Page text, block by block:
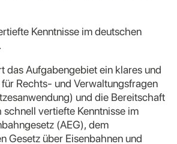
Kenntnisse im deutschen
das Aufgabengebiet ein klares und
Rechts- und Verwaltungsfragen
und die Bereitschaft
vertiefte Kenntnisse im
(AEG), dem
Gesetz über Eisenbahnen und